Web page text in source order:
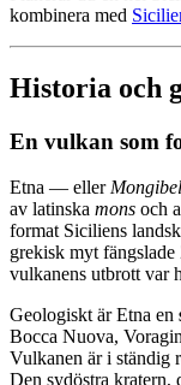
kombinera med
Historia och
En vulkan som
Etna — eller
av latinska mons och
format Siciliens
grekisk myt
vulkanens utbrott var
Geologiskt är Etna en
Bocca Nuova,
Vulkanen är i ständig
Den sydöstra kratern,